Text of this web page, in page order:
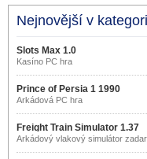
Nejnovější v
Slots Max 1.0
Kasíno PC hra
Prince of Persia 1 1990
Arkádová PC hra
Freight Train Simulator 1.37
Arkádový vlakový simulátor